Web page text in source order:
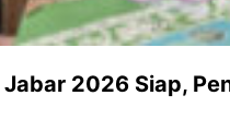
Jabar 2026 Siap,